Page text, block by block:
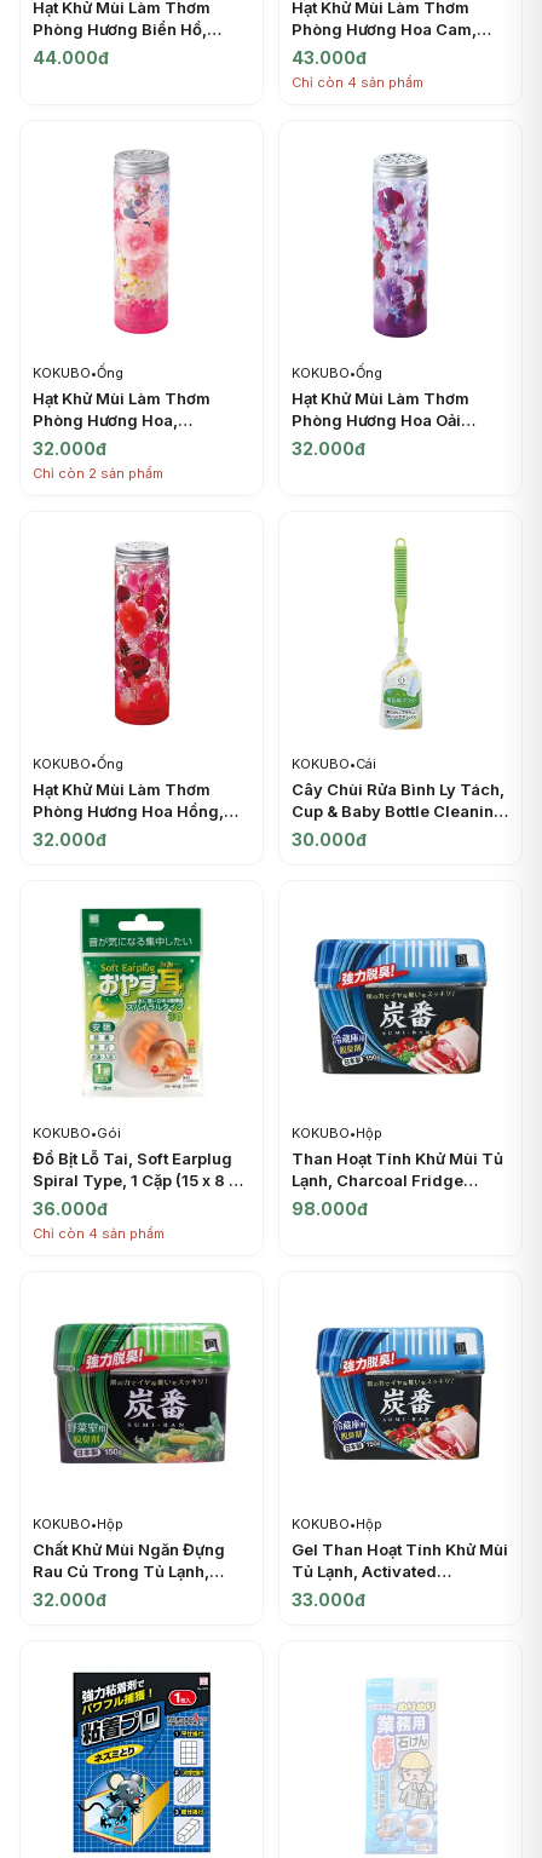
Hạt Khử Mùi Làm Thơm
Phòng Hương Biển Hồ,
Herbarium Fragrance
44.000đ
Hạt Khử Mùi Làm Thơm
Phòng Hương Hoa Cam,
Herbarium Fragrance
Beads, Citrus Plaisir
(200g) - KOKUBO
43.000đ
Chỉ còn 4 sản phẩm
KOKUBO•Ống
Hạt Khử Mùi Làm Thơm
Phòng Hương Hoa,
Herbarium Fragrance
Beads, Bouquet
Conscience (200g) -
32.000đ
Chỉ còn 2 sản phẩm
KOKUBO•Ống
Hạt Khử Mùi Làm Thơm
Phòng Hương Hoa Oải
Hương, Herbarium
32.000đ
KOKUBO•Ống
Hạt Khử Mùi Làm Thơm
Phòng Hương Hoa Hồng,
Herbarium Fragrance
32.000đ
KOKUBO•Cái
Cây Chùi Rửa Bình Ly Tách,
Cup & Baby Bottle Cleaning
Brush - KOKUBO
30.000đ
KOKUBO•Gói
Đồ Bịt Lỗ Tai, Soft Earplug
Spiral Type, 1 Cặp (15 x 8 x
27mm) - KOKUBO
36.000đ
Chỉ còn 4 sản phẩm
KOKUBO•Hộp
Than Hoạt Tính Khử Mùi Tủ
Lạnh, Charcoal Fridge
Deodorizer (300g) -
98.000đ
KOKUBO•Hộp
Chất Khử Mùi Ngăn Đựng
Rau Củ Trong Tủ Lạnh,
Refrigerator Deodorizer for
32.000đ
KOKUBO•Hộp
Gel Than Hoạt Tính Khử Mùi
Tủ Lạnh, Activated
Charcoal Refrigerator
33.000đ